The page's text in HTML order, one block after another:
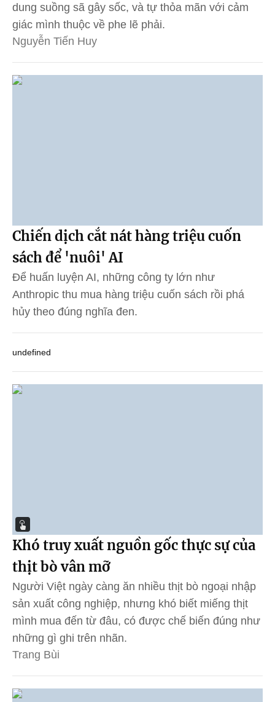
dung suồng sã gây sốc, và tự thỏa mãn với cảm
giác mình thuộc về phe lẽ phải.
Nguyễn Tiến Huy
Chiến dịch cắt nát hàng triệu cuốn
sách để 'nuôi' AI
Để huấn luyện AI, những công ty lớn như
Anthropic thu mua hàng triệu cuốn sách rồi phá
hủy theo đúng nghĩa đen.
undefined
Khó truy xuất nguồn gốc thực sự của
thịt bò vân mỡ
Người Việt ngày càng ăn nhiều thịt bò ngoại nhập
sản xuất công nghiệp, nhưng khó biết miếng thịt
mình mua đến từ đâu, có được chế biến đúng như
những gì ghi trên nhãn.
Trang Bùi